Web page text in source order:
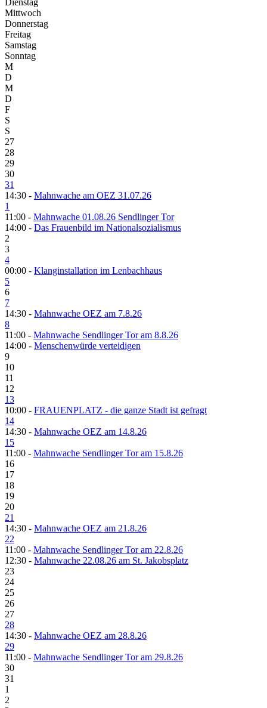
Dienstag
Mittwoch
Donnerstag
Freitag
Samstag
Sonntag
M
D
M
D
F
S
S
27
28
29
30
31
14:30 - Mahnwache am OEZ 31.07.26
1
11:00 - Mahnwache 01.08.26 Sendlinger Tor
14:00 - Das Frauenbild im Nationalsozialismus
2
3
4
00:00 - Klanginstallation im Lenbachhaus
5
6
7
14:30 - Mahnwache OEZ am 7.8.26
8
11:00 - Mahnwache Sendlinger Tor am 8.8.26
14:00 - Menschenwürde verteidigen
9
10
11
12
13
10:00 - FRAUENPLATZ - die ganze Stadt ist gefragt
14
14:30 - Mahnwache OEZ am 14.8.26
15
11:00 - Mahnwache Sendlinger Tor am 15.8.26
16
17
18
19
20
21
14:30 - Mahnwache OEZ am 21.8.26
22
11:00 - Mahnwache Sendlinger Tor am 22.8.26
12:30 - Mahnwache 22.08.26 am St. Jakobsplatz
23
24
25
26
27
28
14:30 - Mahnwache OEZ am 28.8.26
29
11:00 - Mahnwache Sendlinger Tor am 29.8.26
30
31
1
2